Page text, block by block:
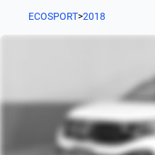
ECOSPORT>2018